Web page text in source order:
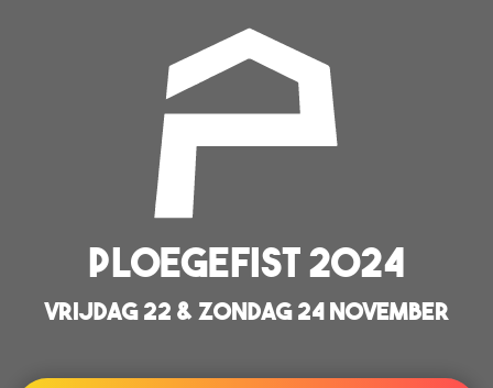
PLOEGEFIST 2024
VRIJDAG 22 & ZONDAG 24 NOVEMBER